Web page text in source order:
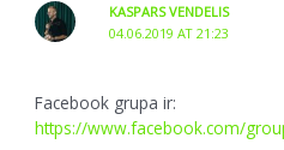
KASPARS VENDELIS
04.06.2019 AT 21:23
Facebook grupa ir:
https://www.facebook.com/